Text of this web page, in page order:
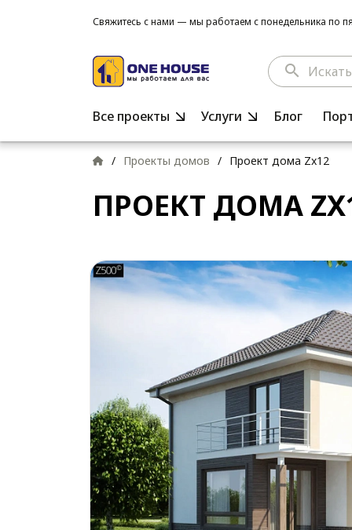
Свяжитесь с нами — мы работаем с понедельника по
search
Все проекты Услуги Блог
/ Проекты домов / Проект дома Zx12
ПРОЕКТ ДОМА